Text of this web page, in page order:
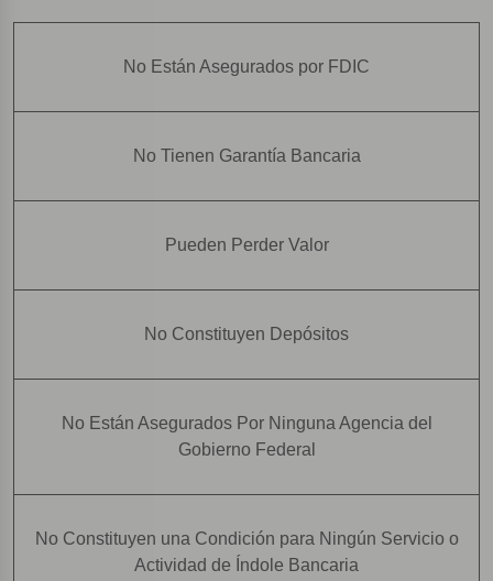
No Están Asegurados por FDIC
No Tienen Garantía Bancaria
Pueden Perder Valor
No Constituyen Depósitos
No Están Asegurados Por Ninguna Agencia del
Gobierno Federal
No Constituyen una Condición para Ningún Servicio o
Actividad de Índole Bancaria